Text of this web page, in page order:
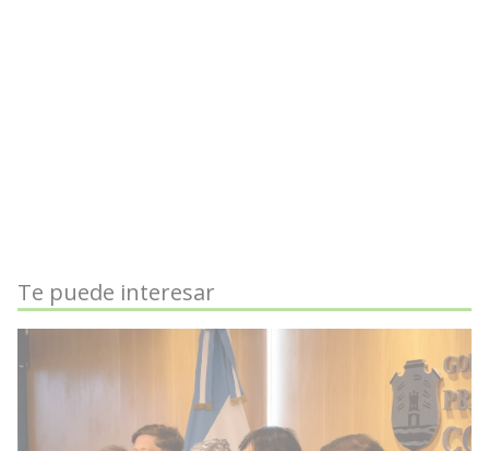
Te puede interesar